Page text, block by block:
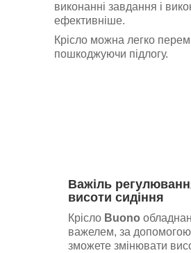
виконанні завдання і
ефективніше.
Крісло можна легко
пошкоджуючи підлогу.
Важіль
висоти сидіння
Крісло Buono
важелем, за допомогою
зможете змінювати